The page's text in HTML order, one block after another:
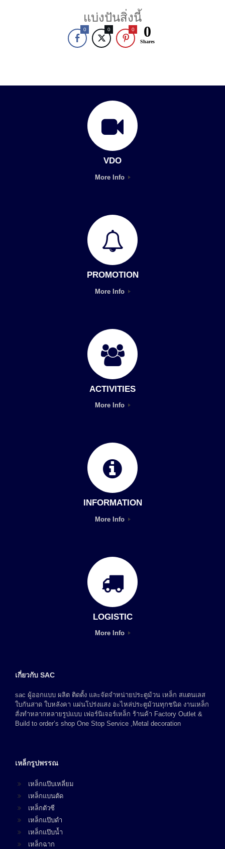
แบ่งปันสิ่งนี้
0 0 0 0
Shares
VDO
More Info
PROMOTION
More Info
ACTIVITIES
More Info
INFORMATION
More Info
LOGISTIC
More Info
เกี่ยวกับ SAC
sac ผู้ออกแบบ ผลิต ติดตั้ง และจัดจำหน่ายประตูม้วน เหล็ก สแตนเลส
ใบกันสาด ใบหลังคา แผ่นโปร่งแสง อะไหล่ประตูม้วนทุกชนิด งานเหล็ก
สั่งทำหลากหลายรูปแบบ เฟอร์นิเจอร์เหล็ก ร้านค้า Factory Outlet &
Build to order’s shop One Stop Service ,Metal decoration
เหล็กรูปพรรณ
เหล็กแป๊บเหลี่ยม
เหล็กแบนตัด
เหล็กตัวซี
เหล็กแป๊บดำ
เหล็กแป๊บน้ำ
เหล็กฉาก